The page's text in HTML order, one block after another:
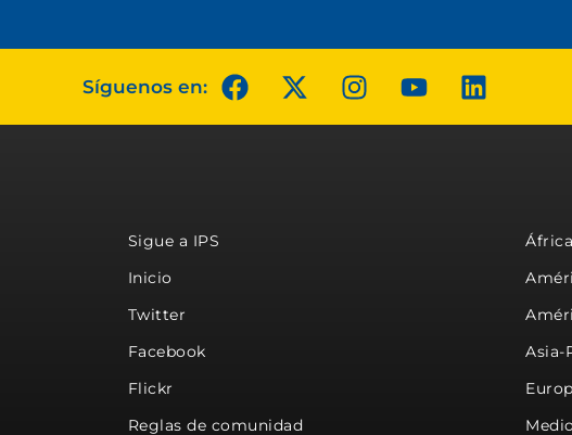
Síguenos en:
Sigue a IPS
Inicio
Twitter
Facebook
Flickr
Reglas de comunidad
África
Asia-